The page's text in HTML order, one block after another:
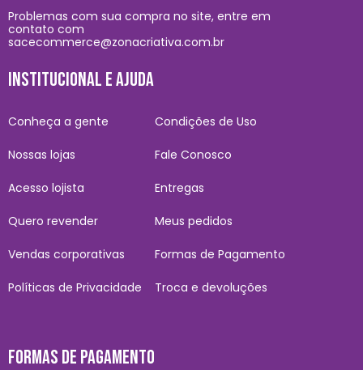
Problemas com sua compra no site, entre em
contato com
sacecommerce@zonacriativa.com.br
INSTITUCIONAL E AJUDA
Conheça a gente
Nossas lojas
Acesso lojista
Quero revender
Vendas corporativas
Políticas de Privacidade
Condições de Uso
Fale Conosco
Entregas
Meus pedidos
Formas de Pagamento
Troca e devoluções
FORMAS DE PAGAMENTO